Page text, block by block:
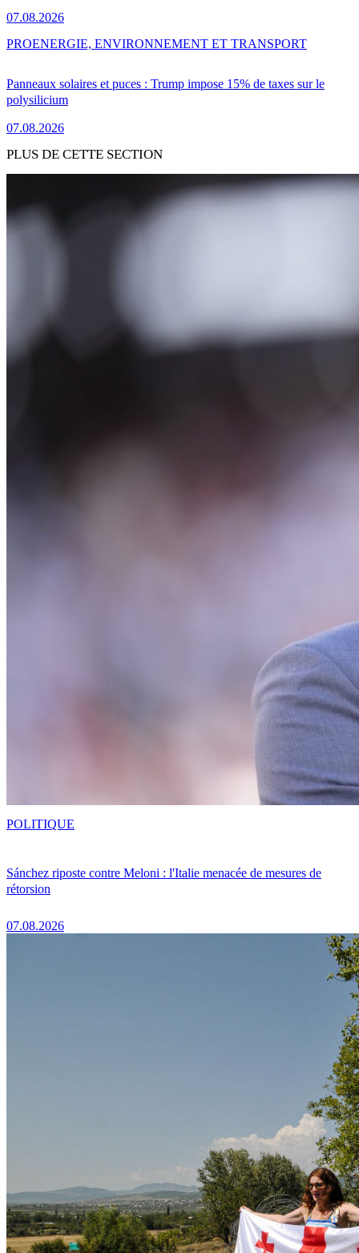
07.08.2026
Panneaux solaires et puces : Trump impose 15% de taxes sur le
polysilicium
07.08.2026
PROENERGIE, ENVIRONNEMENT ET TRANSPORT
PLUS DE CETTE SECTION
Sánchez riposte contre Meloni : l'Italie menacée de mesures de
rétorsion
07.08.2026
POLITIQUE